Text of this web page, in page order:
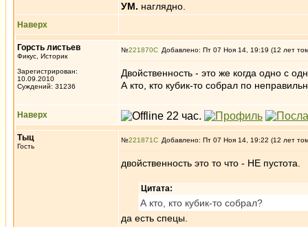
УМ. наглядно.
Наверх
Горсть листьев
Фикус, Историк
Зарегистрирован:
10.09.2010
Суждений: 31236
№221870 Добавлено: Пт 07 Ноя 14, 19:19 (12 лет
Двойственность - это же когда одно с
А кто, кто кубик-то собрал по
Наверх
Тыц
Гость
№221871 Добавлено: Пт 07 Ноя 14, 19:22 (12 лет
двойственность это то что - НЕ пустота.
Цитата:
А кто, кто кубик-то собрал?
да есть спецы.